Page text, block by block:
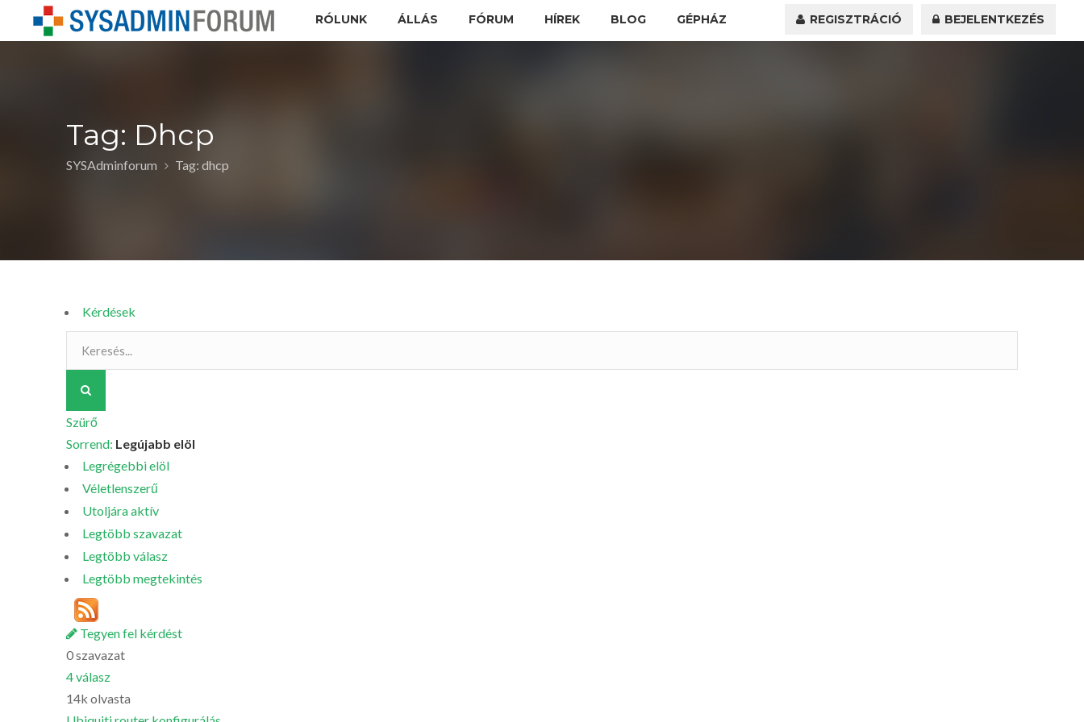
RÓLUNK ÁLLÁS FÓRUM HÍREK BLOG GÉPHÁZ REGISZTRÁCIÓ BEJELENTKEZÉS
Tag: Dhcp
SYSAdminforum Tag: dhcp
Kérdések
Szürő
Sorrend: Legújabb elöl
Legrégebbi elöl
Véletlenszerű
Utoljára aktív
Legtöbb szavazat
Legtöbb válasz
Legtöbb megtekintés
Tegyen fel kérdést
0szavazat
4válasz
14k olvasta